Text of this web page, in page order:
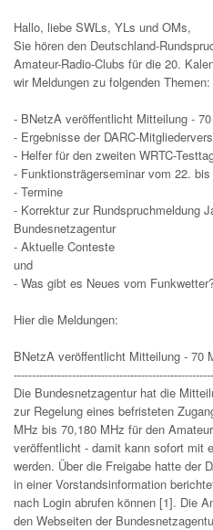
Hallo, liebe SWLs, YLs und OMs,
Sie hören den Deutschland-
Amateur-Radio-Clubs für die 20.
wir Meldungen zu folgenden Themen:
- BNetzA veröffentlicht Mitteilung -
- Ergebnisse der DARC-
- Helfer für den zweiten WRTC-
- Funktionsträgerseminar vom 22.
- Termine
- Korrektur zur Rundspruchmeldung
Bundesnetzagentur
- Aktuelle Conteste
und
- Was gibt es Neues vom
Hier die Meldungen:
BNetzA veröffentlicht Mitteilung - 70
Die Bundesnetzagentur hat die
zur Regelung eines befristeten
MHz bis 70,180 MHz für den
veröffentlicht - damit kann sofort mit
werden. Über die Freigabe hatte der
in einer Vorstandsinformation
nach Login abrufen können [1]. Die
den Webseiten der